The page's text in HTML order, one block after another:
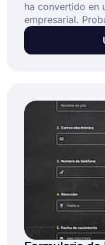
ha convertido en
empresarial.
hecho de que
recopilar
de los clientes o
esta plantilla de
y cree